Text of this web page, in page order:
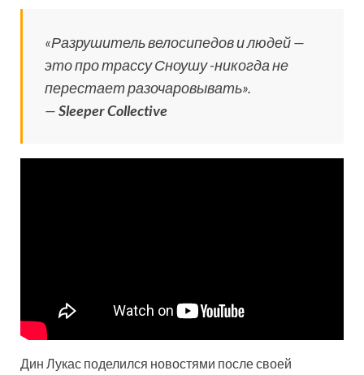
«Разрушитель велосипедов и людей —
это про трассу Сноушу -никогда не
перестает разочаровывать».
—Sleeper Collective
Дин Лукас поделился новостями после своей